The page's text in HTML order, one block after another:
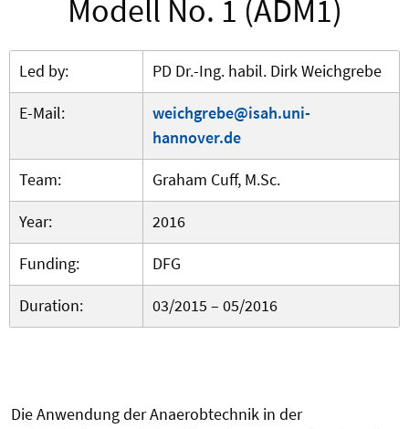
Modell No. 1 (ADM1)
Led by:
PD Dr.-Ing. habil. Dirk Weichgrebe
E-Mail:
weichgrebe@isah.uni-
hannover.de
Team:
Graham Cuff, M.Sc.
Year:
2016
Funding:
DFG
Duration:
03/2015 – 05/2016
Die Anwendung der Anaerobtechnik in der